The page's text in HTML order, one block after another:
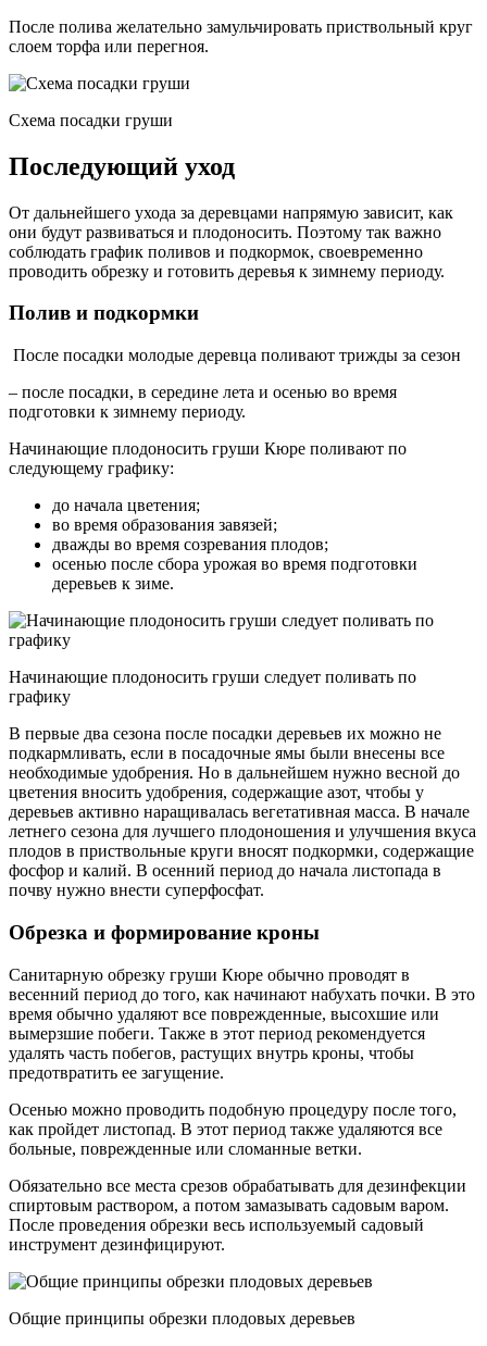
После полива желательно замульчировать приствольный круг
слоем торфа или перегноя.
Схема посадки груши
Последующий уход
От дальнейшего ухода за деревцами напрямую зависит, как
они будут развиваться и плодоносить. Поэтому так важно
соблюдать график поливов и подкормок, своевременно
проводить обрезку и готовить деревья к зимнему периоду.
Полив и подкормки
После посадки молодые деревца поливают трижды за сезон
– после посадки, в середине лета и осенью во время
подготовки к зимнему периоду.
Начинающие плодоносить груши Кюре поливают по
следующему графику:
до начала цветения;
во время образования завязей;
дважды во время созревания плодов;
осенью после сбора урожая во время подготовки
деревьев к зиме.
Начинающие плодоносить груши следует поливать по
графику
В первые два сезона после посадки деревьев их можно не
подкармливать, если в посадочные ямы были внесены все
необходимые удобрения. Но в дальнейшем нужно весной до
цветения вносить удобрения, содержащие азот, чтобы у
деревьев активно наращивалась вегетативная масса. В начале
летнего сезона для лучшего плодоношения и улучшения вкуса
плодов в приствольные круги вносят подкормки, содержащие
фосфор и калий. В осенний период до начала листопада в
почву нужно внести суперфосфат.
Обрезка и формирование кроны
Санитарную обрезку груши Кюре обычно проводят в
весенний период до того, как начинают набухать почки. В это
время обычно удаляют все поврежденные, высохшие или
вымерзшие побеги. Также в этот период рекомендуется
удалять часть побегов, растущих внутрь кроны, чтобы
предотвратить ее загущение.
Осенью можно проводить подобную процедуру после того,
как пройдет листопад. В этот период также удаляются все
больные, поврежденные или сломанные ветки.
Обязательно все места срезов обрабатывать для дезинфекции
спиртовым раствором, а потом замазывать садовым варом.
После проведения обрезки весь используемый садовый
инструмент дезинфицируют.
Общие принципы обрезки плодовых деревьев